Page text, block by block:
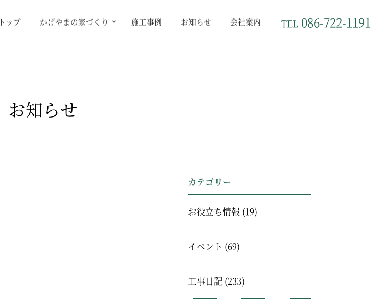
トップ かげやまの家づくり 施工事例 お知らせ 会社案内 TEL 086-722-1191
お知らせ
カテゴリー
お役立ち情報 (19)
イベント (69)
工事日記 (233)